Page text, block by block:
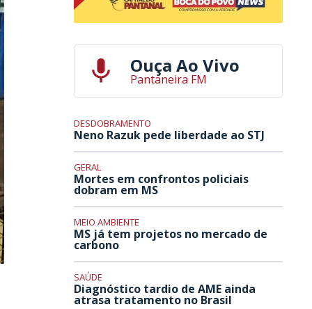
Ouça Ao Vivo
Pantaneira FM
DESDOBRAMENTO
Neno Razuk pede liberdade ao STJ
GERAL
Mortes em confrontos policiais
dobram em MS
MEIO AMBIENTE
MS já tem projetos no mercado de
carbono
SAÚDE
Diagnóstico tardio de AME ainda
atrasa tratamento no Brasil